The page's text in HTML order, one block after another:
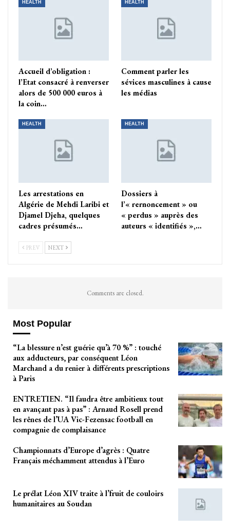
HEALTH
Accueil d’obligation :
l’Etat consacré à renverser
alors de 500 000 euros à
la coin…
HEALTH
Comment parler les
sévices masculines à cause
les médias
HEALTH
Les arrestations en
Algérie de Mehdi Laribi et
Djamel Djeha, quelques
cadres présumés…
HEALTH
Dossiers à
l’« rernoncement » ou
« perdus » auprès des
auteurs « identifiés »,…
PREV NEXT
Comments are closed.
Most Popular
“La blessure n’est guérie qu’à 70 %” : touché
aux adducteurs, par conséquent Léon
Marchand a du renier à différents prescriptions
à Paris
ENTRETIEN. “Il faudra être ambitieux tout
en avançant pas à pas” : Arnaud Rosell prend
les rênes de l’UA Vic-Fezensac football en
compagnie de complaisance
Championnats d’Europe d’agrès : Quatre
Français méchamment attendus à l’Euro
Le prélat Léon XIV traite à l’fruit de couloirs
humanitaires au Soudan